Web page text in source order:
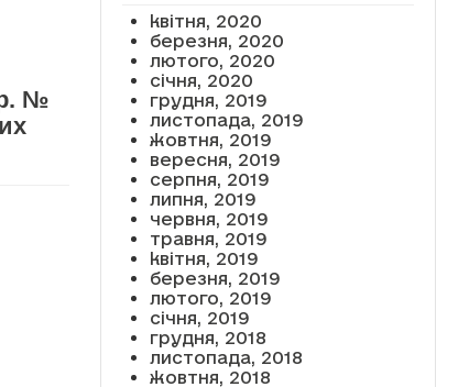
р. №
квітня, 2020
березня, 2020
лютого, 2020
січня, 2020
грудня, 2019
листопада, 2019
жовтня, 2019
вересня, 2019
серпня, 2019
липня, 2019
червня, 2019
травня, 2019
квітня, 2019
березня, 2019
лютого, 2019
січня, 2019
грудня, 2018
листопада, 2018
жовтня, 2018